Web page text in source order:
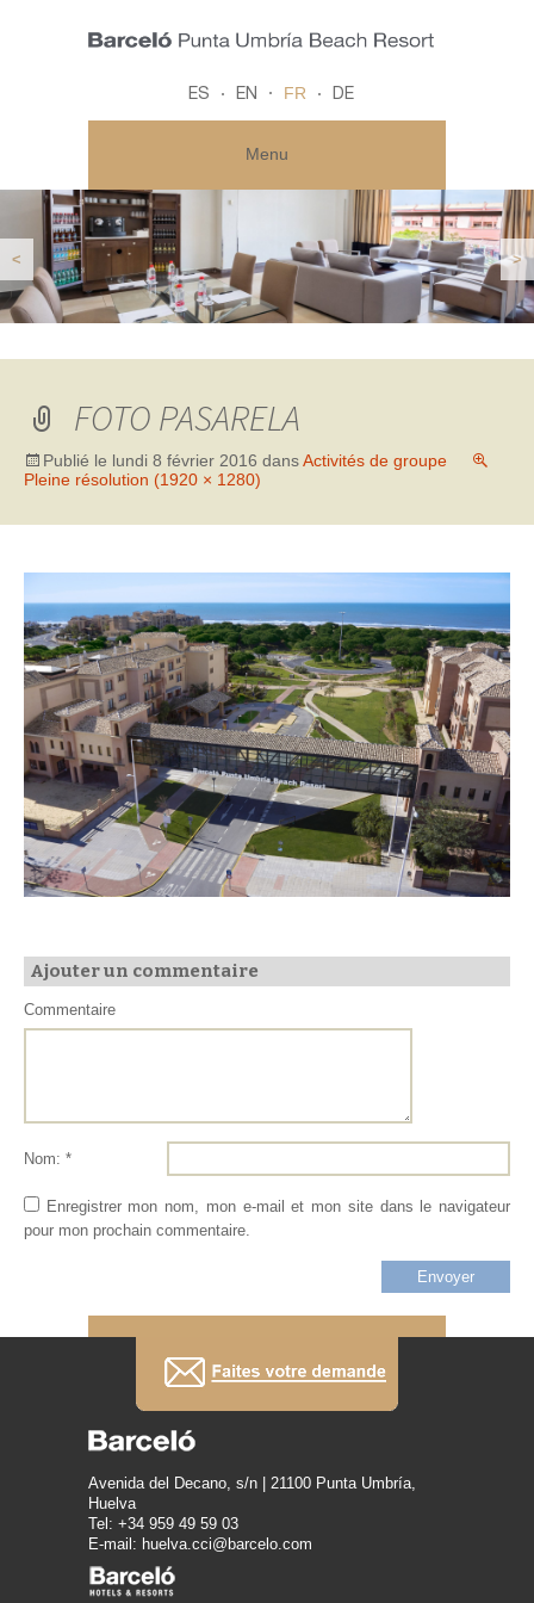
ES EN FR DE
Menu
< >
FOTO PASARELA
Publié le lundi 8 février 2016 dansActivités de groupe
Pleine résolution (1920 × 1280)
Ajouter un commentaire
Commentaire
Nom: *
Enregistrer mon nom, mon e-mail et mon site dans le navigateur
pour mon prochain commentaire.
Avenida del Decano, s/n | 21100 Punta Umbría,
Huelva
Tel: +34 959 49 59 03
E-mail: huelva.cci@barcelo.com